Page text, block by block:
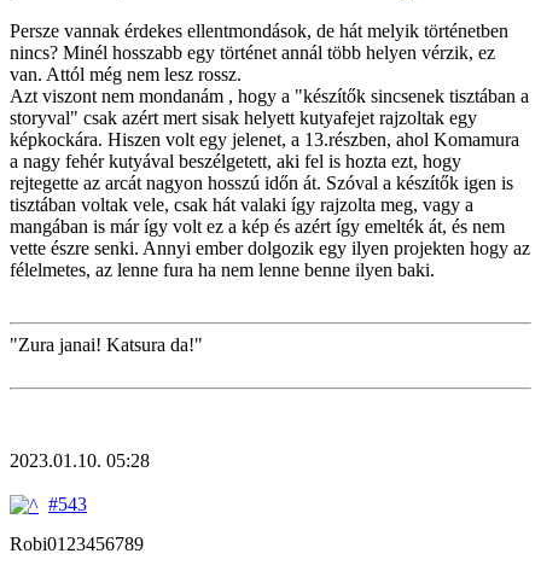
Persze vannak érdekes ellentmondások, de hát melyik történetben
nincs? Minél hosszabb egy történet annál több helyen vérzik, ez
van. Attól még nem lesz rossz.
Azt viszont nem mondanám , hogy a "készítők sincsenek tisztában a
storyval" csak azért mert sisak helyett kutyafejet rajzoltak egy
képkockára. Hiszen volt egy jelenet, a 13.részben, ahol Komamura
a nagy fehér kutyával beszélgetett, aki fel is hozta ezt, hogy
rejtegette az arcát nagyon hosszú időn át. Szóval a készítők igen is
tisztában voltak vele, csak hát valaki így rajzolta meg, vagy a
mangában is már így volt ez a kép és azért így emelték át, és nem
vette észre senki. Annyi ember dolgozik egy ilyen projekten hogy az
félelmetes, az lenne fura ha nem lenne benne ilyen baki.
"Zura janai! Katsura da!"
2023.01.10. 05:28
#543
Robi0123456789